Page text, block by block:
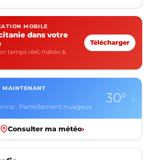
MOBILE
dans votre
temps réel, météo &
Télécharger
MAINTENANT
· Partiellement nuageux
30° ›
Consulter ma météo›